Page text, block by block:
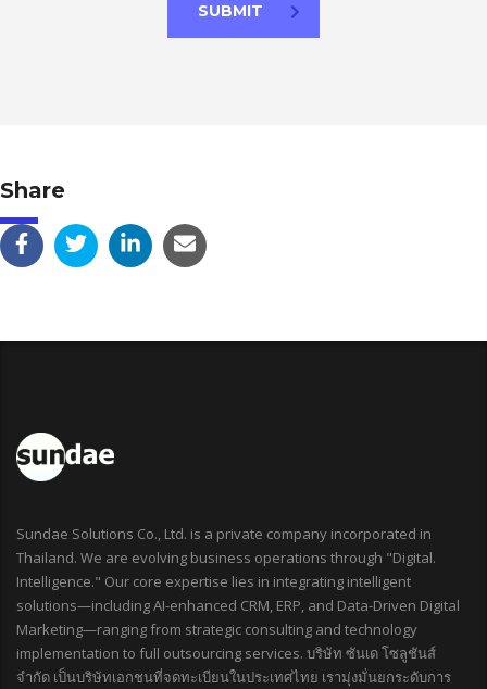
SUBMIT
Share
Sundae Solutions Co., Ltd. is a private company incorporated in
Thailand. We are evolving business operations through "Digital.
Intelligence." Our core expertise lies in integrating intelligent
solutions—including AI-enhanced CRM, ERP, and Data-Driven Digital
Marketing—ranging from strategic consulting and technology
implementation to full outsourcing services. บริษัท ซันเด โซลูชันส์
จำกัด เป็นบริษัทเอกชนที่จดทะเบียนในประเทศไทย เรามุ่งมั่นยกระดับการ